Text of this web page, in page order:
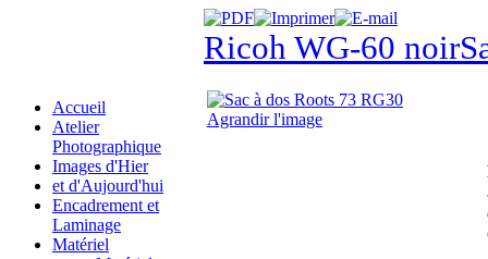
Accueil
Atelier
Photographique
Images d'Hier
et d'Aujourd'hui
Encadrement et
Laminage
Matériel
Ricoh WG-60 noir
Agrandir l'image